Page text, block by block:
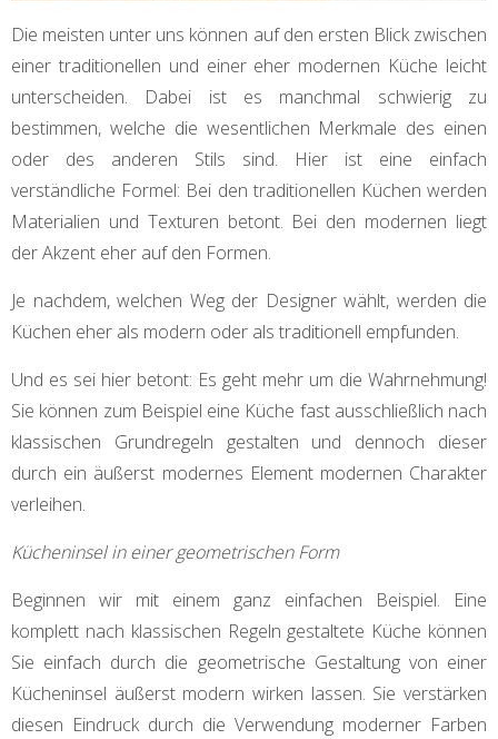
Die meisten unter uns können auf den ersten Blick zwischen
einer traditionellen und einer eher modernen Küche leicht
unterscheiden. Dabei ist es manchmal schwierig zu
bestimmen, welche die wesentlichen Merkmale des einen
oder des anderen Stils sind. Hier ist eine einfach
verständliche Formel: Bei den traditionellen Küchen werden
Materialien und Texturen betont. Bei den modernen liegt
der Akzent eher auf den Formen.
Je nachdem, welchen Weg der Designer wählt, werden die
Küchen eher als modern oder als traditionell empfunden.
Und es sei hier betont: Es geht mehr um die Wahrnehmung!
Sie können zum Beispiel eine Küche fast ausschließlich nach
klassischen Grundregeln gestalten und dennoch dieser
durch ein äußerst modernes Element modernen Charakter
verleihen.
Kücheninsel in einer geometrischen Form
Beginnen wir mit einem ganz einfachen Beispiel. Eine
komplett nach klassischen Regeln gestaltete Küche können
Sie einfach durch die geometrische Gestaltung von einer
Kücheninsel äußerst modern wirken lassen. Sie verstärken
diesen Eindruck durch die Verwendung moderner Farben